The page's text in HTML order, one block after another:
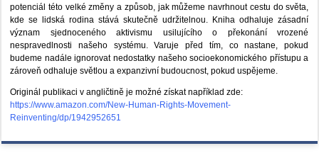
potenciál této velké změny a způsob, jak můžeme navrhnout cestu do světa,
kde se lidská rodina stává skutečně udržitelnou. Kniha odhaluje zásadní
význam sjednoceného aktivismu usilujícího o překonání vrozené
nespravedlnosti našeho systému. Varuje před tím, co nastane, pokud
budeme nadále ignorovat nedostatky našeho socioekonomického přístupu a
zároveň odhaluje světlou a expanzivní budoucnost, pokud uspějeme.
Originál publikaci v angličtině je možné získat například zde:
https://www.amazon.com/New-Human-Rights-Movement-
Reinventing/dp/1942952651